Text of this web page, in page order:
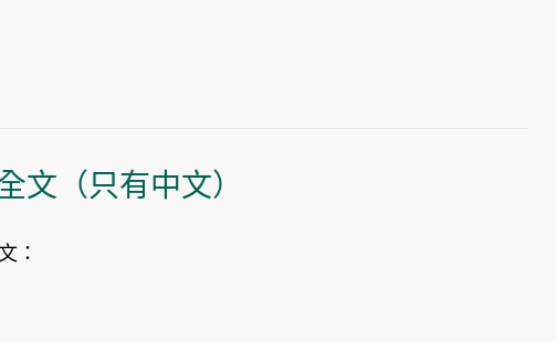
文（只有中文）
：